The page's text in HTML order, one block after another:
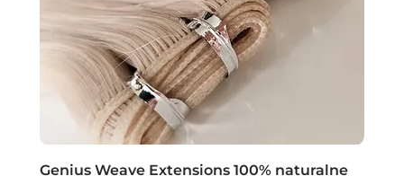
Genius Weave Extensions 100% naturalne